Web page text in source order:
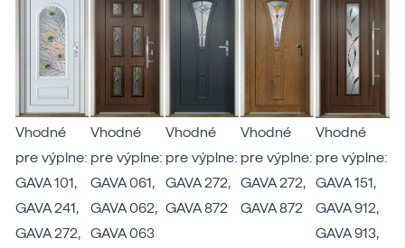
Vhodné
pre výplne:
GAVA 101 ,
GAVA 241 ,
GAVA 272,
Vhodné
pre výplne:
GAVA 061 ,
GAVA 062,
GAVA 063
Vhodné
pre výplne:
GAVA 272,
GAVA 872
Vhodné
pre výplne:
GAVA 272,
GAVA 872
Vhodné
pre výplne:
GAVA 151 ,
GAVA 912,
GAVA 913,